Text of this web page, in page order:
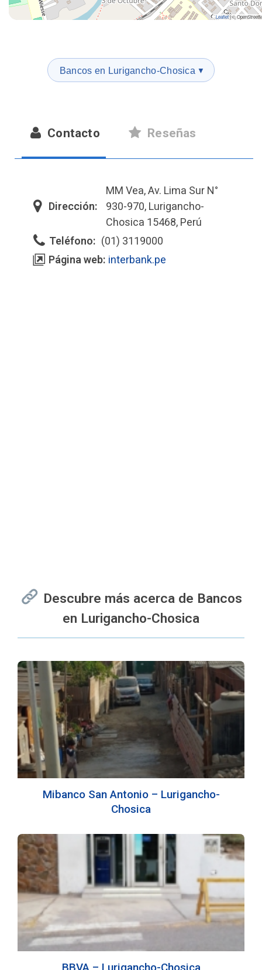
Leaflet|©
Bancos en Lurigancho-Chosica ▼
Contacto Reseñas
Dirección:
MM Vea, Av. Lima Sur N°
930-970, Lurigancho-
Chosica 15468, Perú
Teléfono: (01) 3119000
Página web: interbank.pe
Descubre más acerca de Bancos
en Lurigancho-Chosica
Mibanco San Antonio – Lurigancho-
Chosica